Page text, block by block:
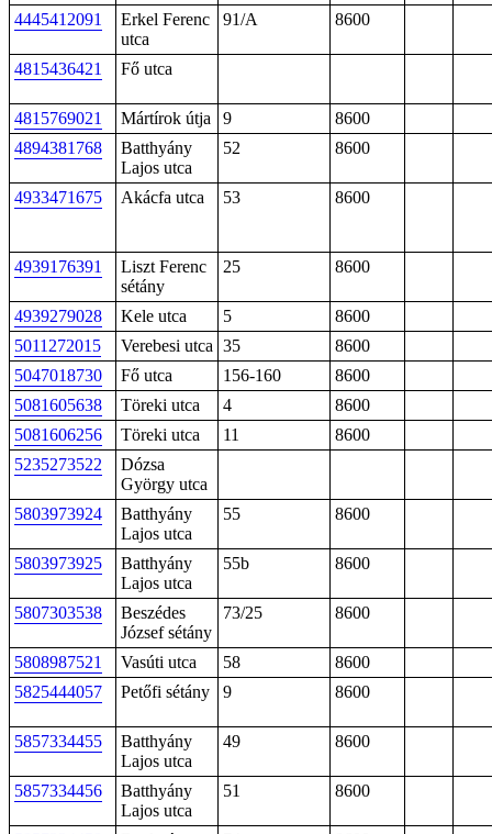
4445412091
Erkel Ferenc
utca
91/A 8600
4815436421 Fő utca
4815769021 Mártírok útja 9
8600
4894381768
Batthyány
Lajos utca
52 8600
4933471675 Akácfa utca 53 8600
4939176391
Liszt Ferenc
sétány
25 8600
4939279028 Kele utca 5
8600
5011272015
Verebesi utca 35
8600
5047018730
Fő utca 156-160
8600
5081605638
Töreki utca 4
8600
5081606256
Töreki utca 11
8600
5235273522
Dózsa
György utca
5803973924
Batthyány
Lajos utca
55 8600
5803973925
Batthyány
Lajos utca
55b 8600
5807303538
Beszédes
József sétány
73/25 8600
5808987521 Vasúti utca 58
8600
5825444057
Petőfi sétány 9 8600
5857334455
Batthyány
Lajos utca
49 8600
5857334456
Batthyány
Lajos utca
51 8600